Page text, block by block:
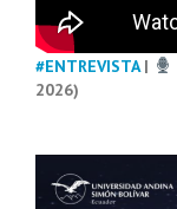
#ENTREVISTA|
2026)